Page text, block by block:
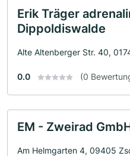
Erik Träger
Dippoldiswalde
Alte Altenberger Str. 40,
0.0 (0
EM - Zweirad
Am Helmgarten 4, 09405